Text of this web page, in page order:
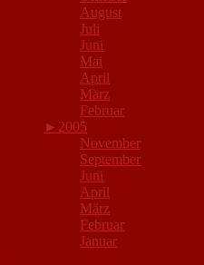
August
Juli
Juni
Mai
April
März
Februar
► 2005
November
September
Juni
April
März
Februar
Januar